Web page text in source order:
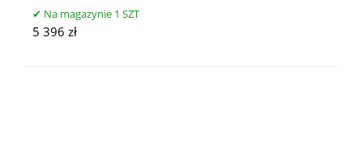
Na magazynie 1 SZT
5 396 zł